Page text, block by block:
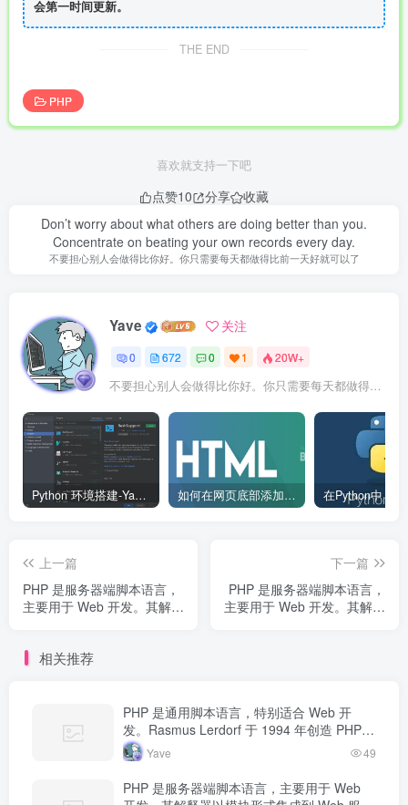
会第一时间更新。
THE END
PHP
喜欢就支持一下吧
点赞10 分享
收藏
Don’t worry about what others are doing better than you.
Concentrate on beating your own records every day.
不要担心别人会做得比你好。你只需要每天都做得比前一天好就可以了
Yave 关注
0 672 0 1 20W+
不要担心别人会做得比你好。你只需要每天都做得比前一天好就可以了
Python 环境搭建-Yave520-专业开发者社区 如何在网页底部添加版权信息？
上一篇
PHP 是服务器端脚本语言，
主要用于 Web 开发。其解释
PHP 代码，生成动态内容返
下一篇
PHP 是服务器端脚本语言，
主要用于 Web 开发。其解释
相关推荐
PHP 是通用脚本语言，特别适合 Web 开
发。Rasmus Lerdorf 于 1994 年创造 PHP，
最初用于追踪个人简历访问量。如今 PHP 驱
动…
Yave 49
PHP 是服务器端脚本语言，主要用于 Web